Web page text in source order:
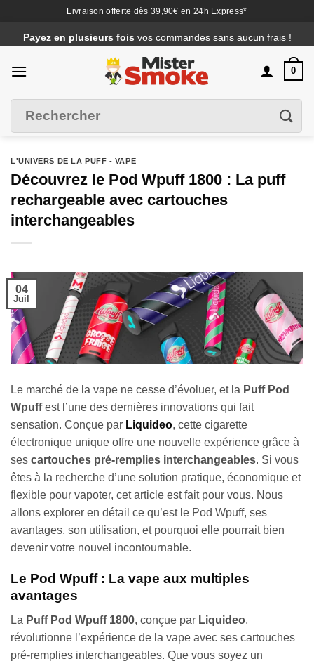
Livraison offerte dès 39,90€ en 24h Express*
au
contenu
Payez en plusieurs fois vos commandes sans aucun frais !
0
pour :
L'UNIVERS DE LA PUFF - VAPE
Découvrez le Pod Wpuff 1800 : La puff
rechargeable avec cartouches
interchangeables
04
Juil
Le marché de la vape ne cesse d’évoluer, et la Puff Pod
Wpuffest l’une des dernières innovations qui fait
sensation. Conçue par Liquideo, cette cigarette
électronique unique offre une nouvelle expérience grâce à
ses cartouches pré-remplies interchangeables. Si vous
êtes à la recherche d’une solution pratique, économique et
flexible pour vapoter, cet article est fait pour vous. Nous
allons explorer en détail ce qu’est le Pod Wpuff, ses
avantages, son utilisation, et pourquoi elle pourrait bien
devenir votre nouvel incontournable.
Le Pod Wpuff : La vape aux multiples
avantages
La Puff Pod Wpuff 1800, conçue par Liquideo,
révolutionne l’expérience de la vape avec ses cartouches
pré-remplies interchangeables. Que vous soyez un